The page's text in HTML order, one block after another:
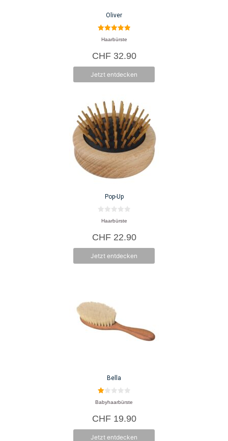
Oliver
5.00
von 5
Haarbürste
CHF32.90
Jetzt entdecken
Pop-Up
n
5
Haarbürste
CHF22.90
Jetzt entdecken
Bella
1.
00
n
5
Babyhaarbürste
CHF19.90
Jetzt entdecken